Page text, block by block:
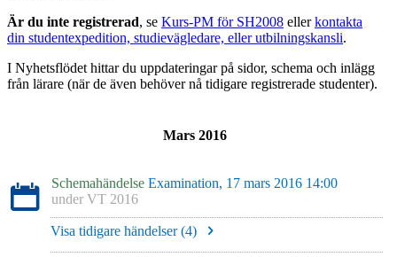
Är du inte registrerad, se Kurs-PM för SH2008 ellerkontakta
din studentexpedition, studievägledare, eller utbilningskansli.
I Nyhetsflödet hittar du uppdateringar på sidor, schema och inlägg
från lärare (när de även behöver nå tidigare registrerade studenter).
Mars 2016
Schemahändelse Examination, 17 mars 2016 14:00
under VT 2016
Visa tidigare händelser (4)